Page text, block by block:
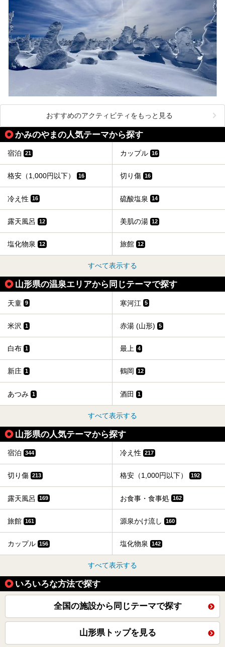
今回は山形県天童市のおすすめ温泉をご紹介します！
おすすめのアクティビティをもっと見る
かみのやまの人気テーマから探す
宿泊 21 カップル 16
格安（1,000円以下） 16 切り傷 16
冷え性 16 硫酸塩泉 14
露天風呂 12 美肌の湯 12
塩化物泉 12 旅館 12
すべて表示する
山形県の温泉エリアから同じテーマで探す
天童 9 寒河江 5
米沢 1 赤湯 (山形) 5
白布 1 最上 4
新庄 1 鶴岡 12
あつみ 1 酒田 1
すべて表示する
山形県の人気テーマから探す
宿泊 344 冷え性 217
切り傷 213 格安（1,000円以下） 192
露天風呂 169 お食事・食事処 162
旅館 161 源泉かけ流し 160
カップル 156 塩化物泉 142
すべて表示する
いろいろな方法で探す
全国の施設から同じテーマで探す
山形県トップを見る